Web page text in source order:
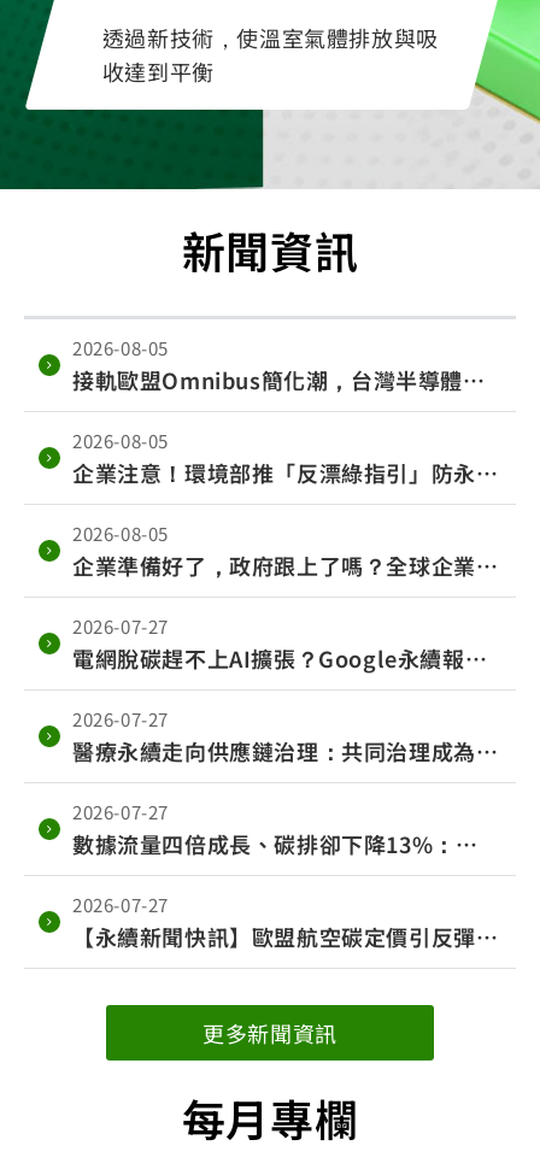
透過新技術，使溫室氣體排放與吸
收達到平衡
新聞資訊
2026-08-05
接軌歐盟Omnibus簡化潮，台灣半導體、
電子業範疇三係數優先上路
2026-08-05
企業注意！環境部推「反漂綠指引」防永續
獎變漂綠工具，規範重點一次看懂
2026-08-05
企業準備好了，政府跟上了嗎？全球企業將
電氣化視為競爭力策略
2026-07-27
電網脫碳趕不上AI擴張？Google永續報告
首度坦言減碳壓力
2026-07-27
醫療永續走向供應鏈治理：共同治理成為轉
型關鍵
2026-07-27
數據流量四倍成長、碳排卻下降13%：
GSMA揭示電信業淨零轉型的下一步
2026-07-27
【永續新聞快訊】歐盟航空碳定價引反彈，
亞洲再生能源需求升溫
更多新聞資訊
每月專欄